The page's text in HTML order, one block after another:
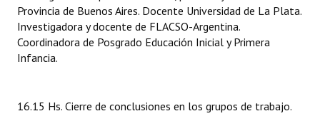
Provincia de Buenos Aires. Docente Universidad de La Plata.
Investigadora y docente de FLACSO-Argentina.
Coordinadora de Posgrado Educación Inicial y Primera
Infancia.
16.15 Hs. Cierre de conclusiones en los grupos de trabajo.